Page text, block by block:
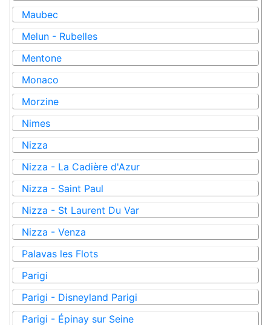
Maubec
Melun - Rubelles
Mentone
Monaco
Morzine
Nimes
Nizza
Nizza - La Cadière d'Azur
Nizza - Saint Paul
Nizza - St Laurent Du Var
Nizza - Venza
Palavas les Flots
Parigi
Parigi - Disneyland Parigi
Parigi - Épinay sur Seine